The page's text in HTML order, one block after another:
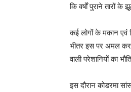
कि वर्षों पुराने तारों
कई लोगों के मकान एवं
भीतर इस पर अमल
वाली परेशानियों का
इस दौरान कोडरमा